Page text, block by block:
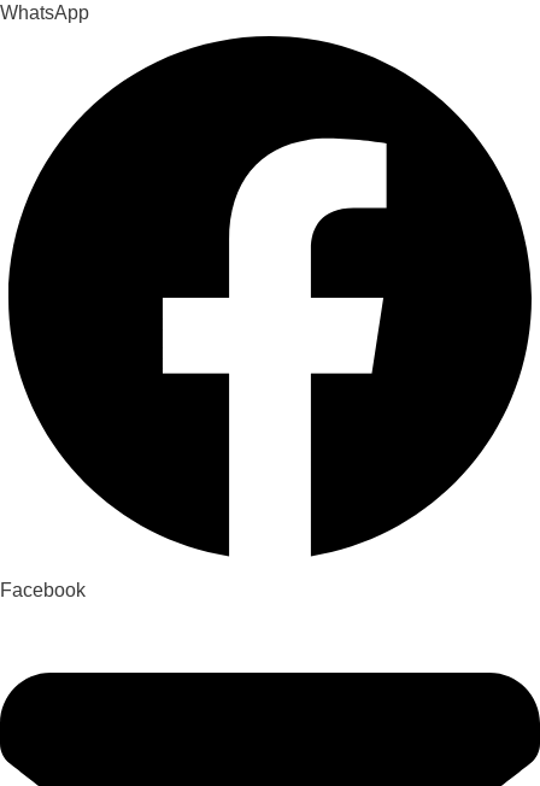
WhatsApp
Facebook